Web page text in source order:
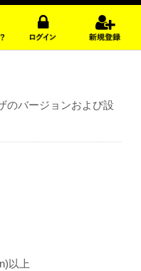
のバージョンおよび設
以上